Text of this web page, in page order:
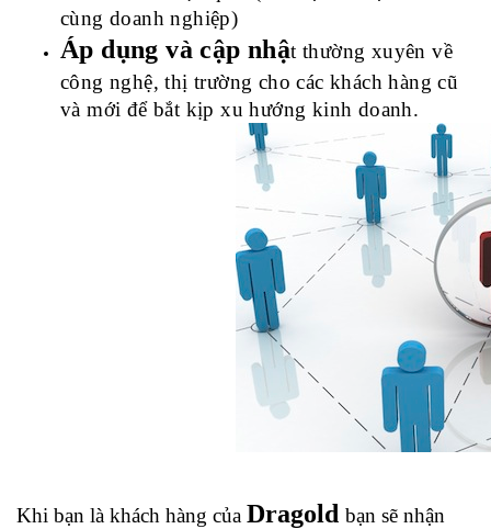
cùng doanh nghiệp)
Áp dụng và cập nhật thường xuyên về
công nghệ, thị trường cho các khách hàng cũ
và mới để bắt kịp xu hướng kinh doanh.
Khi bạn là khách hàng của Dragold bạn sẽ nhận